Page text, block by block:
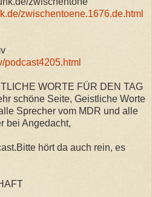
zwischentoene.1676.de.html
podcast4205.html
WORTE FÜR DEN TAG
schöne Seite, Geistliche Worte
Sprecher vom MDR und alle
bei Angedacht,
hört da auch rein, es